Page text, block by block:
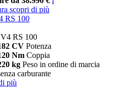
scopri di più
RS 100
RS 100
CV Potenza
Nm Coppia
kg Peso in ordine di marcia
carburante
più